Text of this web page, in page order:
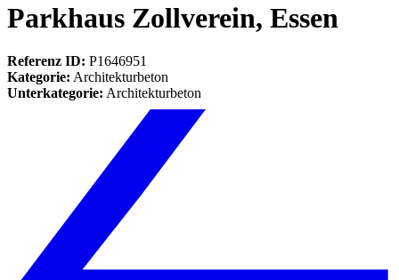
Parkhaus Zollverein, Essen
Referenz ID: P1646951
Kategorie: Architekturbeton
Unterkategorie: Architekturbeton